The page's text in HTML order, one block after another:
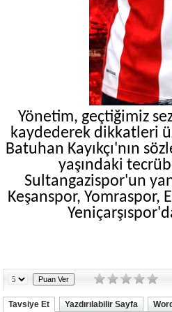
Yönetim, geçtiğimiz
kaydederek dikkatleri
Batuhan Kayıkçı'nın
yaşındaki
Sultangazispor'un
Keşanspor, Yomraspor,
Tavsiye Et Yazdırılabilir Sayfa